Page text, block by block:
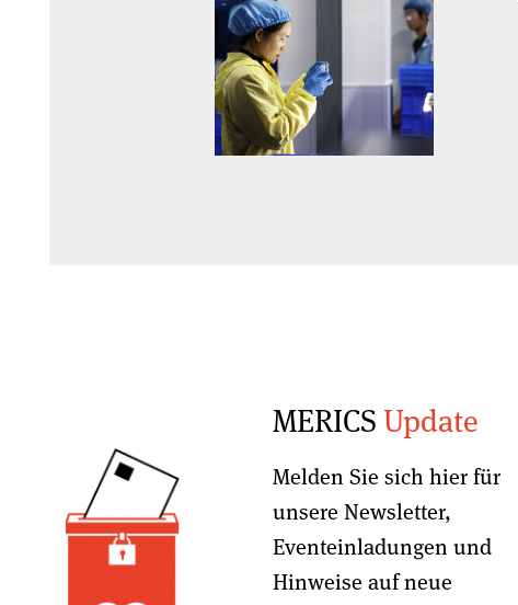
MERICSUpdate
Melden Sie sich hier für
unsere Newsletter,
Eventeinladungen und
Hinweise auf neue